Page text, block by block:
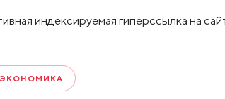
индексируемая гиперссылка на